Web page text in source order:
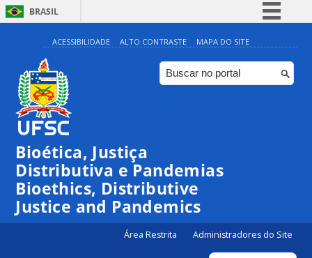
BRASIL
Simplifique!
Comunica BR
Participe
ACESSIBILIDADE ALTO CONTRASTE MAPA DO SITE
Bioética, Justiça
Distributiva e Pandemias
Bioethics, Distributive
Justice and Pandemics
Área Restrita Administradores do Site